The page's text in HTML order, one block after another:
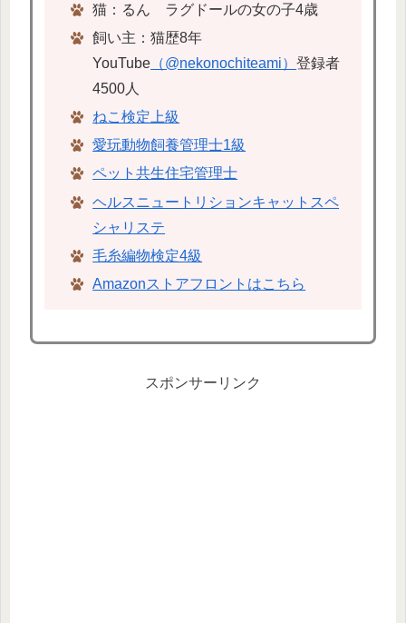
猫：るん ラグドールの女の子4歳
飼い主：猫歴8年
YouTube （@nekonochiteami）登録者
4500人
ねこ検定上級
愛玩動物飼養管理士1級
ペット共生住宅管理士
ヘルスニュートリションキャットスペ
シャリステ
毛糸編物検定4級
Amazonストアフロントはこちら
スポンサーリンク